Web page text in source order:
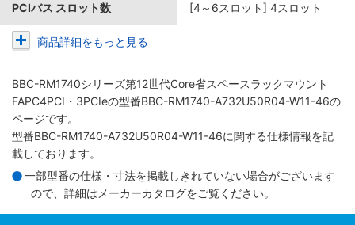
PCIバス スロット数 [4～6スロット] 4スロット
商品詳細をもっと見る
BBC-RM1740シリーズ第12世代Core省スペースラックマウント
FAPC4PCI・3PCIeの型番BBC-RM1740-A732U50R04-W11-46の
ページです。
型番BBC-RM1740-A732U50R04-W11-46に関する仕様情報を記
載しております。
一部型番の仕様・寸法を掲載しきれていない場合がございます
ので、詳細は メーカーカタログをご覧ください。